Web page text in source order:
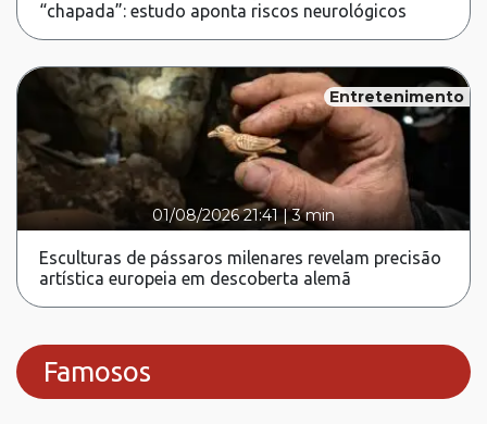
“chapada”: estudo aponta riscos neurológicos
Entretenimento
01/08/2026 21:41 |3 min
Esculturas de pássaros milenares revelam precisão
artística europeia em descoberta alemã
Famosos